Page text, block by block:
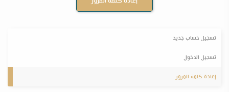
تسجيل حساب جديد
تسجيل الدخول
إعادة كلمة المرور